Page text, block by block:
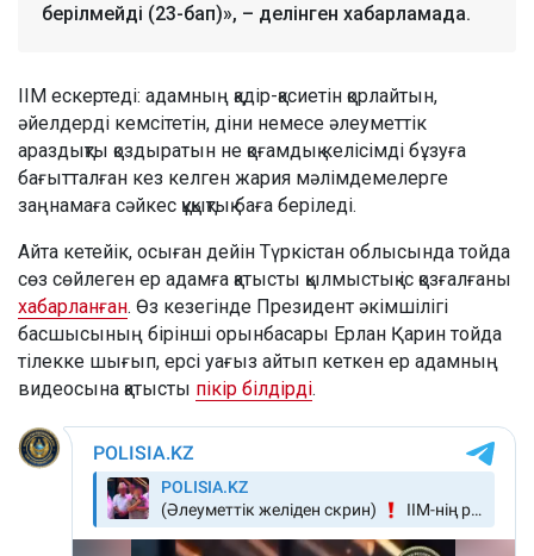
берілмейді (23-бап)», – делінген хабарламада.
ІІМ ескертеді: адамның қадір-қасиетін қорлайтын,
әйелдерді кемсітетін, діни немесе әлеуметтік
араздықты қоздыратын не қоғамдық келісімді бұзуға
бағытталған кез келген жария мәлімдемелерге
заңнамаға сәйкес құқықтық баға беріледі.
Айта кетейік, осыған дейін Түркістан облысында тойда
сөз сөйлеген ер адамға қатысты қылмыстық іс қозғалғаны
хабарланған. Өз кезегінде Президент әкімшілігі
басшысының бірінші орынбасары Ерлан Қарин тойда
тілекке шығып, ерсі уағыз айтып кеткен ер адамның
видеосына қатысты пікір білдірді.